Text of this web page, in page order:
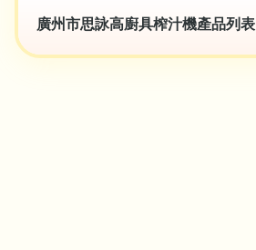
廣州市思詠高廚具榨汁機產品列表